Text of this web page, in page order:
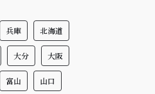
兵庫 北海道
大分 大阪
富山 山口